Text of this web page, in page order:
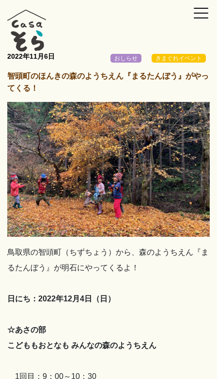
2022年11月6日 おしらせ きまぐれイベント
智頭町のほんきの森のようちえん『まるたんぼう』がやっ
てくる！
鳥取県の智頭町（ちずちょう）から、森のようちえん『ま
るたんぼう』が明石にやってくるよ！
日にち：2022年12月4日（日）
☆あさの部
こどももおとなも みんなの森のようちえん
1回目：9：00～10：30